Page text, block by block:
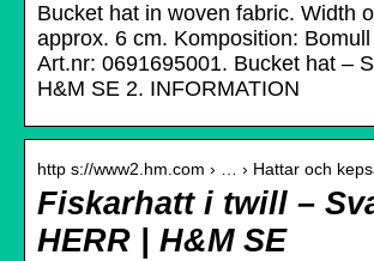
Bucket hat in woven fabric. Width
approx. 6 cm. Komposition:
Art.nr: 0691695001. Bucket hat –
H&M SE 2. INFORMATION
http s://www2.hm.com › … › Hattar och
Fiskarhatt i twill –
HERR | H&M SE